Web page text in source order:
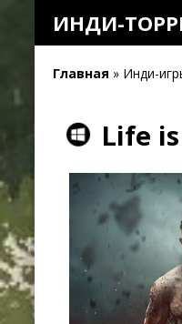
ИНДИ-
Главная » Инди-
Life